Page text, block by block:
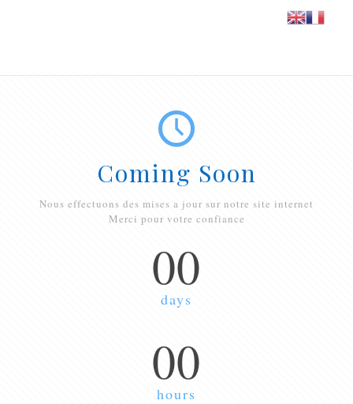
Coming Soon
Nous effectuons des mises a jour sur notre site internet
Merci pour votre confiance
00
days
00
hours